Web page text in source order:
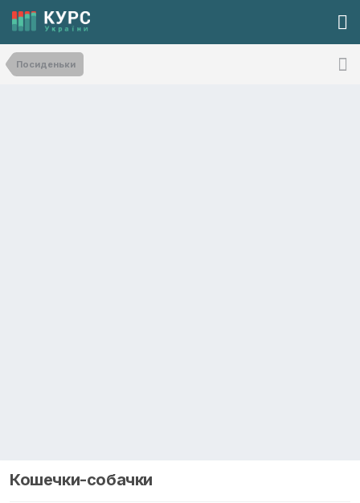
Посиденьки
Кошечки-собачки